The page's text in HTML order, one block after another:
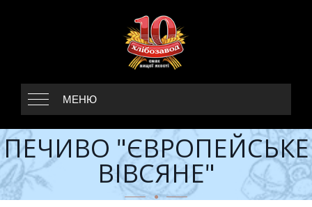
МЕНЮ
ПЕЧИВО "ЄВРОПЕЙСЬКЕ
ВІВСЯНЕ"